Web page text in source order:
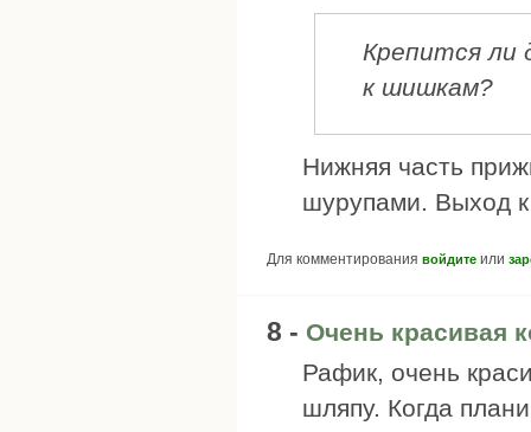
Крепится ли
к шишкам?
Нижняя часть
шурупами. Выход
Для комментирования войдите или
8 - Очень красивая
Рафик, очень
шляпу. Когда